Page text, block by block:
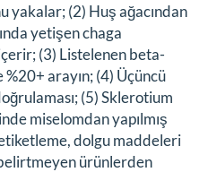
yakalar; (2) Huş ağacından
yetişen chaga
(3) Listelenen beta-
arayın; (4) Üçüncü
(5) Sklerotium
miselomdan yapılmış
dolgu maddeleri
ürünlerden